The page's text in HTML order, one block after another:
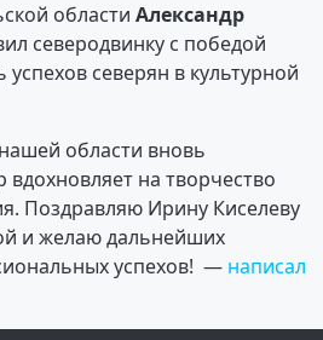
области Александр
северодвинку с победой
северян в культурной
области вновь
вдохновляет на творчество
Поздравляю Ирину Киселеву
и желаю дальнейших
успехов! — написал